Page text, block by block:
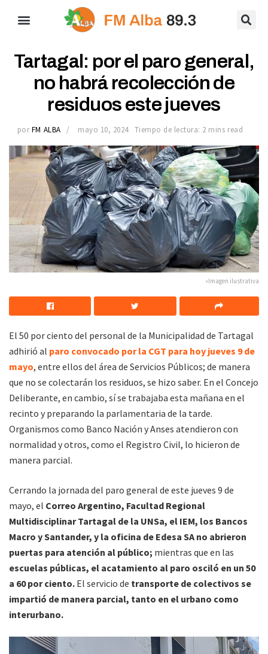
Tartagal: por el paro general,
no habrá recolección de
residuos este jueves
por FM ALBA mayo 10, 2024 Tiempo de lectura: 2 mins read
»Imagen ilustrativa
El 50 por ciento del personal de la Municipalidad de Tartagal
adhirió al paro convocado por la CGT para hoy jueves 9 de
mayo, entre ellos del área de Servicios Públicos; de manera
que no se colectarán los residuos, se hizo saber. En el Concejo
Deliberante, en cambio, sí se trabajaba esta mañana en el
recinto y preparando la parlamentaria de la tarde.
Organismos como Banco Nación y Anses atendieron con
normalidad y otros, como el Registro Civil, lo hicieron de
manera parcial.
Cerrando la jornada del paro general de este jueves 9 de
mayo, el Correo Argentino, Facultad Regional
Multidisciplinar Tartagal de la UNSa, el IEM, los Bancos
Macro y Santander, y la oficina de Edesa SA no abrieron
puertas para atención al público; mientras que en las
escuelas públicas, el acatamiento al paro osciló en un 50
a 60 por ciento. El servicio de transporte de colectivos se
impartió de manera parcial, tanto en el urbano como
interurbano.